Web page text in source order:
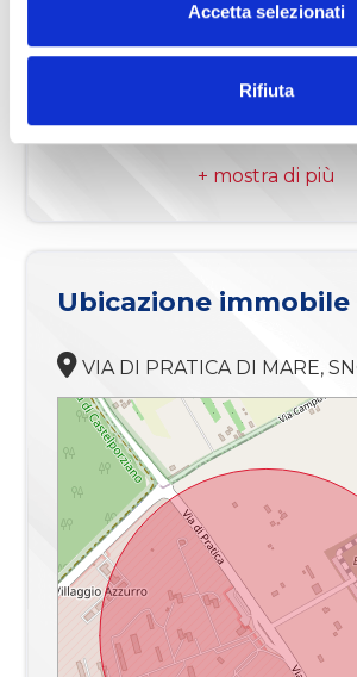
Accetta selezionati
Rifiuta
Contratto
Totale mq
Camere
Bagni
Locali
Stato conservazione
Piano
Riscaldamento
Infissi PVC
Ubicazione immobile
VIA DI PRATICA DI MARE,